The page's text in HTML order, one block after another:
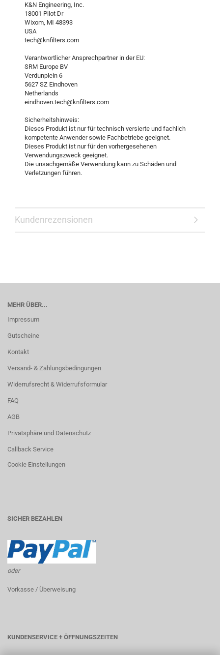
K&N Engineering, Inc.
18001 Pilot Dr
Wixom, MI 48393
USA
tech@knfilters.com
Verantwortlicher Ansprechpartner in der EU:
SRM Europe BV
Verdunplein 6
5627 SZ Eindhoven
Netherlands
eindhoven.tech@knfilters.com
Sicherheitshinweis:
Dieses Produkt ist nur für technisch versierte und fachlich
kompetente Anwender sowie Fachbetriebe geeignet.
Dieses Produkt ist nur für den vorhergesehenen
Verwendungszweck geeignet.
Die unsachgemäße Verwendung kann zu Schäden und
Verletzungen führen.
Kundenrezensionen
MEHR ÜBER...
Impressum
Gutscheine
Kontakt
Versand- & Zahlungsbedingungen
Widerrufsrecht & Widerrufsformular
FAQ
AGB
Privatsphäre und Datenschutz
Callback Service
Cookie Einstellungen
SICHER BEZAHLEN
oder
Vorkasse / Überweisung
KUNDENSERVICE + ÖFFNUNGSZEITEN